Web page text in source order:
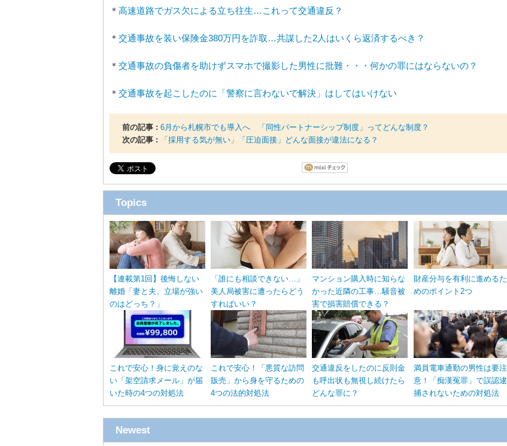
＊ 高速道路でガス欠による立ち往生…これって交通違反？
＊ 交通事故を装い保険金380万円を詐取…共謀した2人はいくら返済するべき？
＊ 交通事故の負傷者を助けずスマホで撮影した男性に批難・・・何かの罪にはならないの？
＊ 交通事故を起こしたのに「警察に言わないで解決」はしてはいけない
前の記事 : 6月から札幌市でも導入へ 「同性パートナーシップ制度」ってどんな制度？
次の記事 :
「採用する気が無い」「圧迫面接」どんな面接が違法になる？
Topics
【連載第1回】後悔しない
離婚「妻と夫、立場が強い
のはどっち？」
「誰にも相談できない…」
美人局被害に遭ったらどう
すればいい？
マンション購入時に知らな
かった近隣の工事…騒音被
害で損害賠償できる？
財産分与を有利に進めるた
めのポイント2つ
これで安心！身に覚えのな
い「架空請求メール」が届
いた時の4つの対処法
これで安心！「悪質な訪問
販売」から身を守るための
4つの法的対処法
交通違反をしたのに反則金
も呼出状も無視し続けたら
どんな罪に？
満員電車通勤の男性は要注
意！「痴漢冤罪」で誤認逮
捕されないための対処法
Newest